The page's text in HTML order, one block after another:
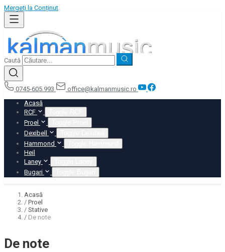
Mergeți la Conținut
Caută
0745-605.993
office@kalmanmusic.ro
Acasă
RCF
Proel
Dexibell
Hammond
Heil
Laney
Bugari
Acasă
/ Proel
/ Stative
/ De note
De note